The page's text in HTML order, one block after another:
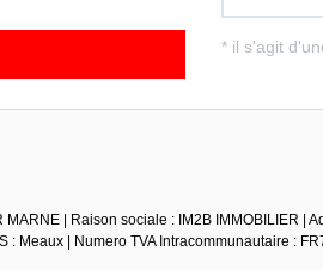
| Raison sociale : IM2B IMMOBILIER |
Meaux | Numero TVA Intracommunautaire :